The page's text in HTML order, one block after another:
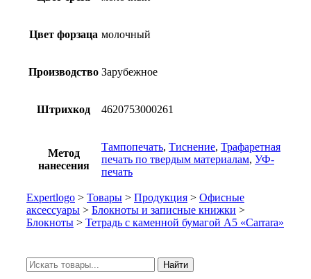
Цвет форзаца молочный
Производство Зарубежное
Штрихкод 4620753000261
Метод
нанесения
Тампопечать, Тиснение, Трафаретная
печать по твердым материалам, УФ-
печать
Expertlogo > Товары > Продукция > Офисные
аксессуары > Блокноты и записные книжки >
Блокноты > Тетрадь с каменной бумагой А5 «Carrara»
Искать: Найти